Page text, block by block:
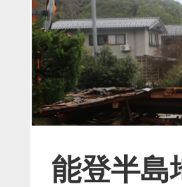
能登半島